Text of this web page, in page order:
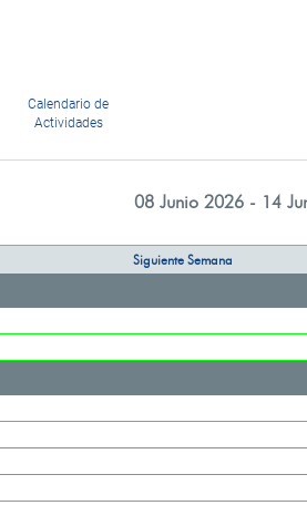
Calendario de
Actividades
08 Junio 2026 - 14
Siguiente Semana